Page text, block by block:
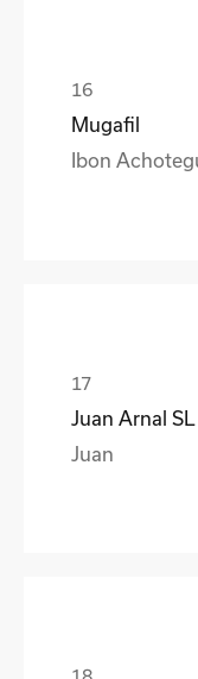
Mugafil
Ibon
Juan Arnal SL
Juan